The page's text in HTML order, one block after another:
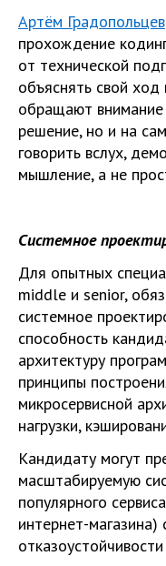
Артём Градопольцев
прохождение
от технической
объяснять свой
обращают
решение, но и на
говорить вслух,
мышление, а не
Системное
Для опытных
middle и senior,
системное
способность
архитектуру
принципы
микросервисной
нагрузки,
Кандидату могут
масштабируемую
популярного
интернет-